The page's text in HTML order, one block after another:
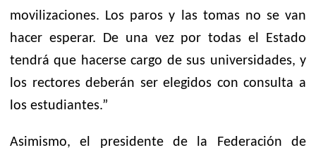
movilizaciones. Los paros y las tomas no se van
hacer esperar. De una vez por todas el Estado
tendrá que hacerse cargo de sus universidades, y
los rectores deberán ser elegidos con consulta a
los estudiantes.”
Asimismo, el presidente de la Federación de